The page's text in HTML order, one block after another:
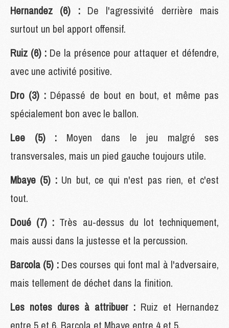
Hernandez (6) : De l'agressivité derrière mais
surtout un bel apport offensif.
Ruiz (6) : De la présence pour attaquer et défendre,
avec une activité positive.
Dro (3) : Dépassé de bout en bout, et même pas
spécialement bon avec le ballon.
Lee (5) : Moyen dans le jeu malgré ses
transversales, mais un pied gauche toujours utile.
Mbaye (5) : Un but, ce qui n'est pas rien, et c'est
tout.
Doué (7) : Très au-dessus du lot techniquement,
mais aussi dans la justesse et la percussion.
Barcola (5) : Des courses qui font mal à l'adversaire,
mais tellement de déchet dans la finition.
Les notes dures à attribuer : Ruiz et Hernandez
entre 5 et 6, Barcola et Mbaye entre 4 et 5.